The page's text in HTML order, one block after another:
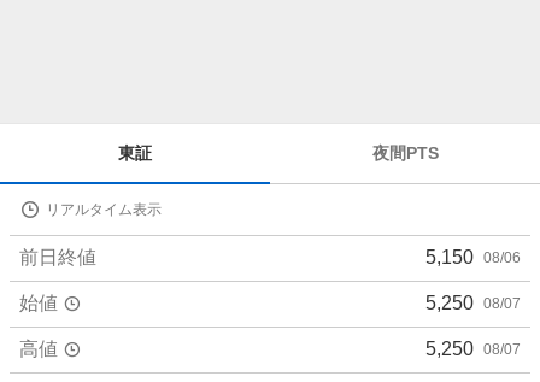
詳
値
東証 夜間PTS
リアルタイム表示
前日終値 5,150 08/06
始値 5,250 08/07
高値 5,250 08/07